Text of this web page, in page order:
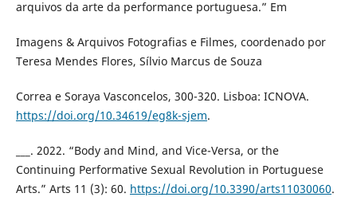
arquivos da arte da performance portuguesa.” Em
Imagens & Arquivos Fotografias e Filmes, coordenado por
Teresa Mendes Flores, Sílvio Marcus de Souza
Correa e Soraya Vasconcelos, 300-320. Lisboa: ICNOVA.
https://doi.org/10.34619/eg8k-sjem.
___. 2022. “Body and Mind, and Vice-Versa, or the
Continuing Performative Sexual Revolution in Portuguese
Arts.” Arts 11 (3): 60. https://doi.org/10.3390/arts11030060.